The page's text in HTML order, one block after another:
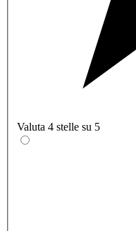
Valuta 4 stelle su 5